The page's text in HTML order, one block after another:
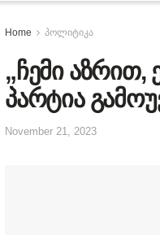
Home პოლიტიკა
„ჩემი აზრით,
პარტია
November 21, 2023